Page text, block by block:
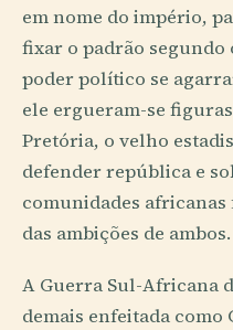
em nome do império,
fixar o padrão
poder político se
ele ergueram-se
Pretória, o velho
defender república e
comunidades africanas
das ambições de ambos.
A Guerra Sul-Africana
demais enfeitada como